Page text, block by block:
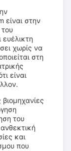
είναι στην
ευέλικτη
χωρίς να
στη
είναι
του
και
που